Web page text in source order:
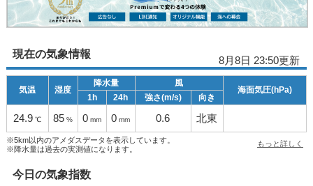
現在の気象情報
8月8日 23:50更新
気温 湿度
降水量 風
海面気圧(hPa)
1h 24h 強さ(m/s) 向き
24.9 ℃ 85 % 0 mm 0 mm 0.6 北東
※5km以内のアメダスデータを表示しています。
※降水量は過去の実測値になります。
もっと詳しく
今日の気象指数